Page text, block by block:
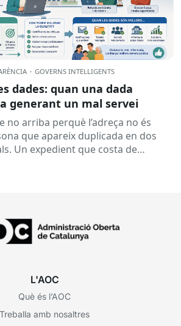
· GOVERNS INTEL·LIGENTS
dades: quan una dada
generant un mal servei
no arriba perquè l’adreça no és
que apareix duplicada en dos
Un expedient que costa de
L'AOC
Què és l’AOC
Treballa amb nosaltres